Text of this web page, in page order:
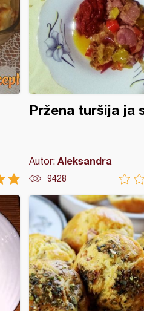
Pržena turšija ja
Autor:Aleksandra
9428